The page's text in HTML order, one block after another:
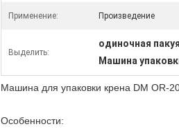
Применение: Произведение
Выделить:
одиночная
Машина
Машина для упаковки крена DM OR-
Особенности: